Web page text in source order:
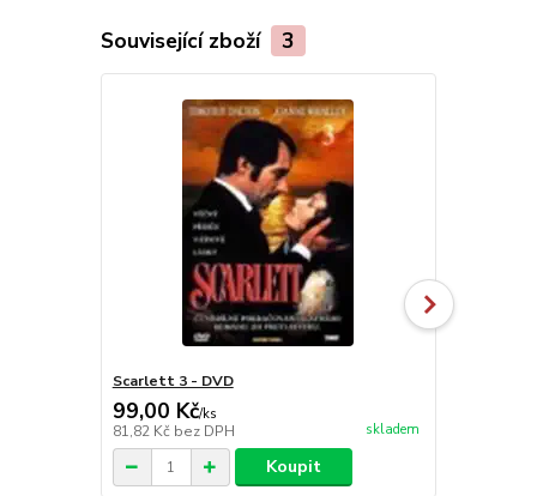
Související zboží 3
Scarlett 3 - DVD
99,00 Kč/ks
81,82 Kč bez DPH skladem
Koupit